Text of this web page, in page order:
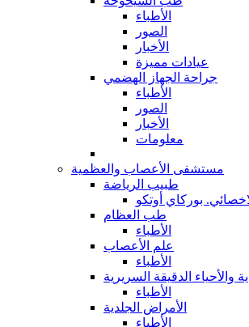
الأطباء
الصور
الأخبار
عيادات مميزة
جراحة الجهاز الهضمي
الأطباء
الصور
الأخبار
معلومات
مستشفى الأعصاب والعظمية
طبيب الرياضة
بوركاي أوتكو
طب العظام
الأطباء
علم الأعصاب
الأطباء
والأحياء الدقيقة السريرية
الأطباء
الأمراض الجلدية
الأطباء